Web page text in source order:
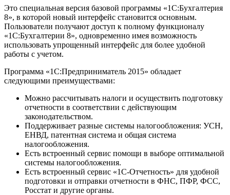
Это специальная версия базовой программы «1С:Бухгалтерия
8», в которой новый интерфейс становится основным.
Пользователи получают доступ к полному функционалу
«1С:Бухгалтерии 8», одновременно имея возможность
использовать упрощенный интерфейс для более удобной
работы с учетом.
Программа «1С:Предприниматель 2015» обладает
следующими преимуществами:
Можно рассчитывать налоги и осуществить подготовку
отчетности в соответствии с действующим
законодательством.
Поддерживает разные системы налогообложения: УСН,
ЕНВД, патентная система и общая система
налогообложения.
Есть встроенный сервис помощи в выборе оптимальной
системы налогообложения.
Есть встроенный сервис «1С-Отчетность» для удобной
подготовки и отправки отчетности в ФНС, ПФР, ФСС,
Росстат и другие органы.